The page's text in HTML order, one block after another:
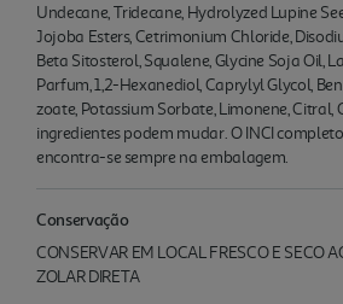
Undecane, Tridecane, Hydrolyzed Lupine
Jojoba Esters, Cetrimonium Chloride,
Beta Sitosterol, Squalene, Glycine Soja Oil,
Parfum, 1,2-Hexanediol, Caprylyl Glycol,
zoate, Potassium Sorbate, Limonene, Citral,
ingredientes podem mudar. O INCI
encontra-se sempre na embalagem.
Conservação
CONSERVAR EM LOCAL FRESCO E SECO
ZOLAR DIRETA